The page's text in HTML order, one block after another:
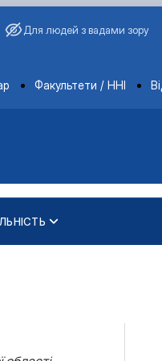
Для людей з вадами зору
Факультети / ННІ
продукції твар…
продукції твар…